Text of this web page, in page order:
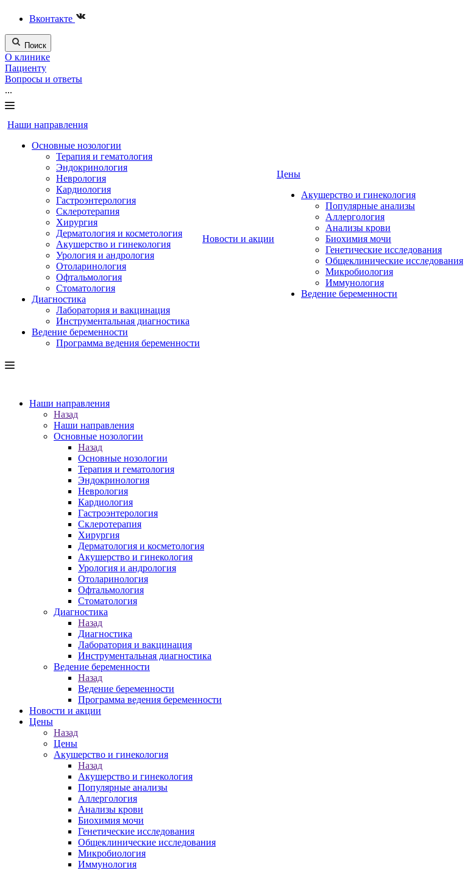
Вконтакте
Поиск
О клинике
Пациенту
Вопросы и ответы
...
Наши направления
Основные нозологии
Терапия и гематология
Эндокринология
Неврология
Кардиология
Гастроэнтерология
Склеротерапия
Хирургия
Дерматология и косметология
Акушерство и гинекология
Урология и андрология
Отоларинология
Офтальмология
Стоматология
Диагностика
Лаборатория и вакцинация
Инструментальная диагностика
Ведение беременности
Программа ведения беременности
Новости и акции
Цены
Акушерство и гинекология
Популярные анализы
Аллергология
Анализы крови
Биохимия мочи
Генетические исследования
Общеклинические исследования
Микробиология
Иммунология
Ведение беременности
Наши направления
Назад
Наши направления
Основные нозологии
Назад
Основные нозологии
Терапия и гематология
Эндокринология
Неврология
Кардиология
Гастроэнтерология
Склеротерапия
Хирургия
Дерматология и косметология
Акушерство и гинекология
Урология и андрология
Отоларинология
Офтальмология
Стоматология
Диагностика
Назад
Диагностика
Лаборатория и вакцинация
Инструментальная диагностика
Ведение беременности
Назад
Ведение беременности
Программа ведения беременности
Новости и акции
Цены
Назад
Цены
Акушерство и гинекология
Назад
Акушерство и гинекология
Популярные анализы
Аллергология
Анализы крови
Биохимия мочи
Генетические исследования
Общеклинические исследования
Микробиология
Иммунология